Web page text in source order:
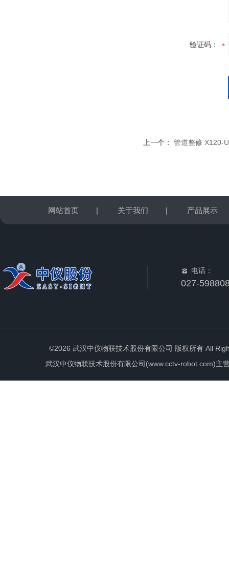
验证码：
上一个： 管道整修 X120-
网站首页 | 关于我们 | 产品展示
电话：
027-
©2026 武汉中仪物联技术股份有限公司 版权所有 All
武汉中仪物联技术股份有限公司(www.cctv-robot.com)主